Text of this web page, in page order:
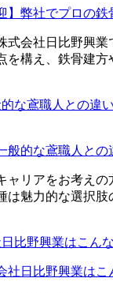
】弊社でプロの
式会社日比野興
を構え、鉄骨建方
般的な鳶職人と
ャリアをお考えの
は魅力的な選択肢
社日比野興業はこ